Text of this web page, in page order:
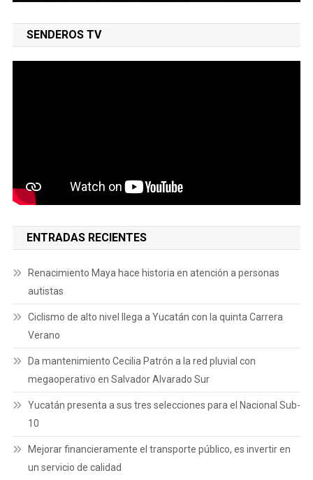
SENDEROS TV
ENTRADAS RECIENTES
Renacimiento Maya hace historia en atención a personas
autistas
Ciclismo de alto nivel llega a Yucatán con la quinta Carrera
Verano
Da mantenimiento Cecilia Patrón a la red pluvial con
megaoperativo en Salvador Alvarado Sur
Yucatán presenta a sus tres selecciones para el Nacional Sub-
10
Mejorar financieramente el transporte público, es invertir en
un servicio de calidad